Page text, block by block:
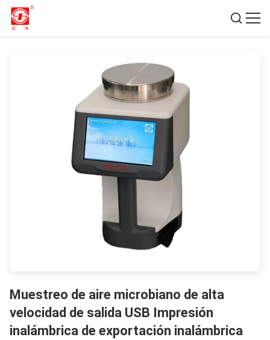
Muestreo de aire microbiano de alta
velocidad de salida USB Impresión
inalámbrica de exportación inalámbrica